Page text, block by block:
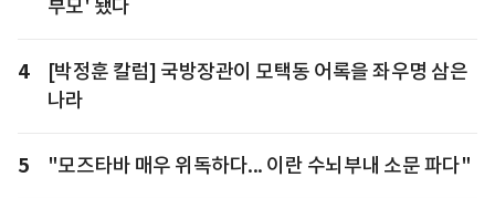
부모' 됐다
4
[박정훈 칼럼] 국방장관이 모택동 어록을 좌우명 삼은
나라
5 "모즈타바 매우 위독하다... 이란 수뇌부내 소문 파다"